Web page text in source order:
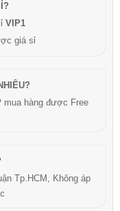
VIP1
giá sỉ
mua hàng được Free
Tp.HCM, Không áp